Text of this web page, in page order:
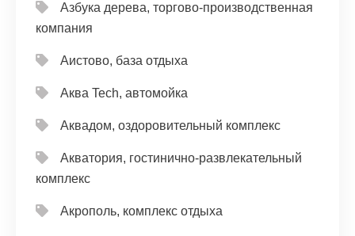
Азбука дерева, торгово-производственная
компания
Аистово, база отдыха
Аква Tech, автомойка
Аквадом, оздоровительный комплекс
Акватория, гостинично-развлекательный
комплекс
Акрополь, комплекс отдыха